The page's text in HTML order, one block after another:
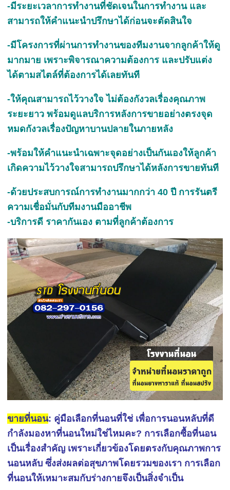
-มีระยะเวลาการทำงานที่ชัดเจนในการทำงาน และ
สามารถให้คำแนะนำปรึกษาได้ก่อนจะตัดสินใจ
-มีโครงการที่ผ่านการทำงานของทีมงานจากลูกค้าให้ดู
มากมาย เพราะพิจารณาความต้องการ และปรับแต่ง
ได้ตามสไตล์ที่ต้องการได้เลยทันที
-ให้คุณสามารถไว้วางใจ ไม่ต้องกังวลเรื่องคุณภาพ
ระยะยาว พร้อมดูแลบริการหลังการขายอย่างตรงจุด
หมดกังวลเรื่องปัญหาบานปลายในภายหลัง
-พร้อมให้คำแนะนำเฉพาะจุดอย่างเป็นกันเองให้ลูกค้า
เกิดความไว้วางใจสามารถปรึกษาได้หลังการขายทันที
-ด้วยประสบการณ์การทำงานมากกว่า 40 ปี การรันตรี
ความเชื่อมั่นกับทีมงานมืออาชีพ
-บริการดี ราคากันเอง ตามที่ลูกค้าต้องการ
ขายที่นอน: คู่มือเลือกที่นอนที่ใช่ เพื่อการนอนหลับที่ดี
กำลังมองหาที่นอนใหม่ใช่ไหมคะ? การเลือกซื้อที่นอน
เป็นเรื่องสำคัญ เพราะเกี่ยวข้องโดยตรงกับคุณภาพการ
นอนหลับ ซึ่งส่งผลต่อสุขภาพโดยรวมของเรา การเลือก
ที่นอนให้เหมาะสมกับร่างกายจึงเป็นสิ่งจำเป็น